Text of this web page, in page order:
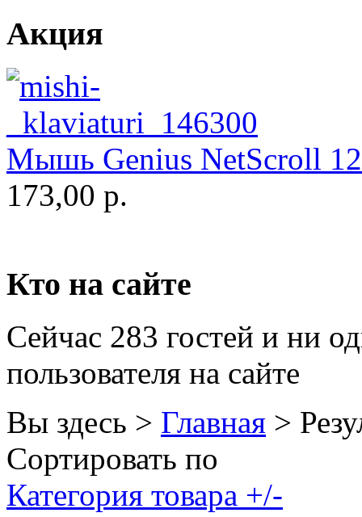
Gigabyte
Globex
Goclever
Golden field
Grand(5)
(2)
Hp(10)
Hq-tech
Htc
Htpc
Huawei
Ideazon
Акция
Мышь Genius NetScroll
173,00 р.
Кто на сайте
Сейчас 283 гостей и ни
пользователя на сайте
Вы здесь > Главная >
Сортировать по
Категория товара +/-